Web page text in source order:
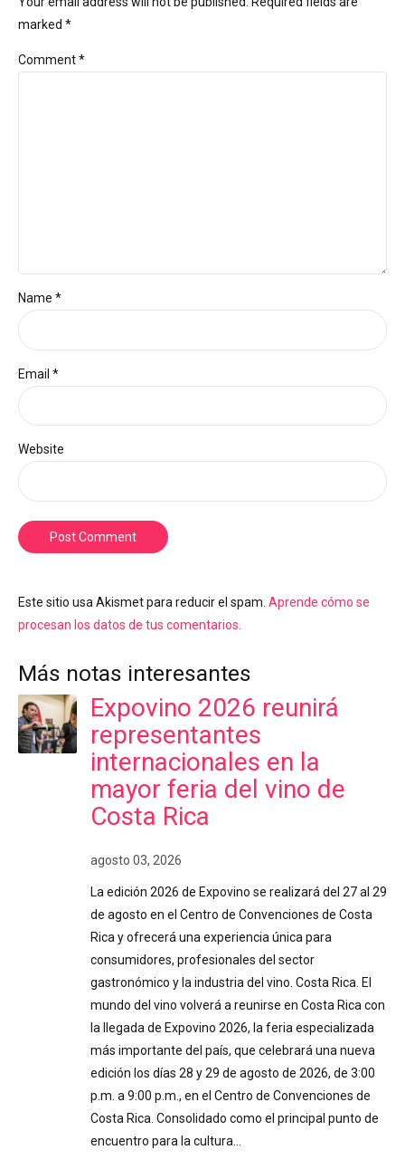
marked *
Comment*
Name *
Email *
Website
Post Comment
Este sitio usa Akismet para reducir el spam. Aprende cómo se
procesan los datos de tus comentarios.
Más notas interesantes
Expovino 2026 reunirá
representantes
internacionales en la
mayor feria del vino de
Costa Rica
agosto 03, 2026
La edición 2026 de Expovino se realizará del 27 al 29
de agosto en el Centro de Convenciones de Costa
Rica y ofrecerá una experiencia única para
consumidores, profesionales del sector
gastronómico y la industria del vino. Costa Rica. El
mundo del vino volverá a reunirse en Costa Rica con
la llegada de Expovino 2026, la feria especializada
más importante del país, que celebrará una nueva
edición los días 28 y 29 de agosto de 2026, de 3:00
p.m. a 9:00 p.m., en el Centro de Convenciones de
Costa Rica. Consolidado como el principal punto de
encuentro para la cultura…